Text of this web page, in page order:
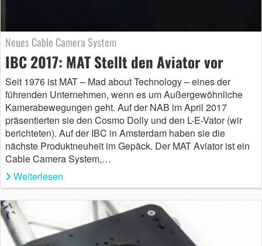
Neues Cable Camera System
IBC 2017: MAT Stellt den Aviator vor
Seit 1976 ist MAT – Mad about Technology – eines der
führenden Unternehmen, wenn es um Außergewöhnliche
Kamerabewegungen geht. Auf der NAB im April 2017
präsentierten sie den Cosmo Dolly und den L-E-Vator (wir
berichteten). Auf der IBC in Amsterdam haben sie die
nächste Produktneuheit im Gepäck. Der MAT Aviator ist ein
Cable Camera System,…
Weiterlesen